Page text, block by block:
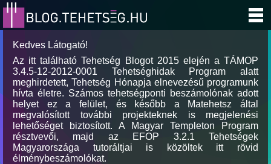
Kedves Látogató!
Az itt található Tehetség Blogot 2015 elején a TÁMOP
3.4.5-12-2012-0001 Tehetséghidak Program alatt
meghirdetett, Tehetség Hónapja elnevezésű programunk
hívta életre. Számos tehetségponti beszámolónak adott
helyet ez a felület, és később a Matehetsz által
megvalósított további projekteknek is megjelenési
lehetőséget biztosított. A Magyar Templeton Program
résztvevői, majd az EFOP 3.2.1 Tehetségek
Magyarországa tutoráltjai is közöltek itt rövid
élménybeszámolókat.